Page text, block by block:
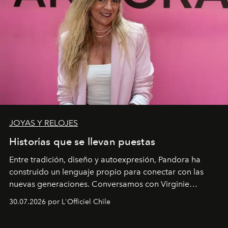
JOYAS Y RELOJES
Historias que se llevan puestas
Entre tradición, diseño y autoexpresión, Pandora ha
construido un lenguaje propio para conectar con las
nuevas generaciones. Conversamos con Virginie
Dubray, la responsable de marketing para
Latinoamérica, sobre identidad, cultura y el valor
30.07.2026 por L'Officiel Chile